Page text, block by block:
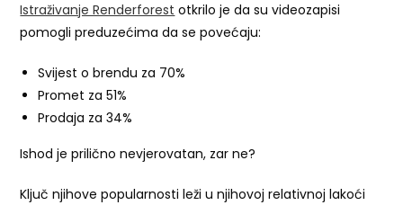
Istraživanje Renderforest otkrilo je da su videozapisi
pomogli preduzećima da se povećaju:
Svijest o brendu za 70%
Promet za 51%
Prodaja za 34%
Ishod je prilično nevjerovatan, zar ne?
Ključ njihove popularnosti leži u njihovoj relativnoj lakoći